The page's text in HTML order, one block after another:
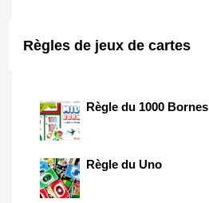
Règles de jeux de cartes
Règle du 1000 Bornes
Règle du Uno